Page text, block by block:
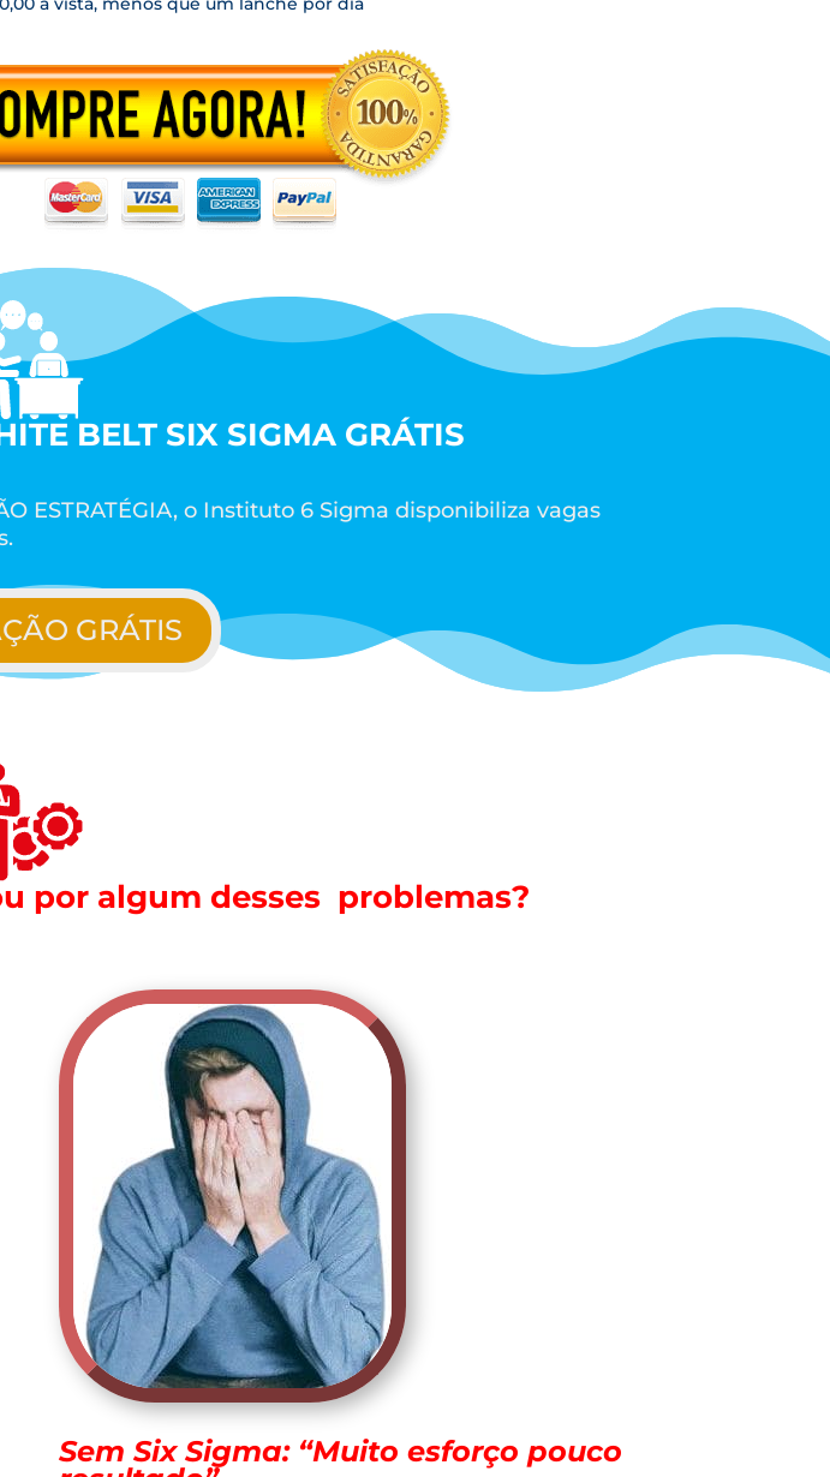
BELT SIX SIGMA GRÁTIS
ESTRATÉGIA, o Instituto 6 Sigma disponibiliza vagas
GRÁTIS
por algum desses problemas?
Sem Six Sigma: “Muito esforço pouco